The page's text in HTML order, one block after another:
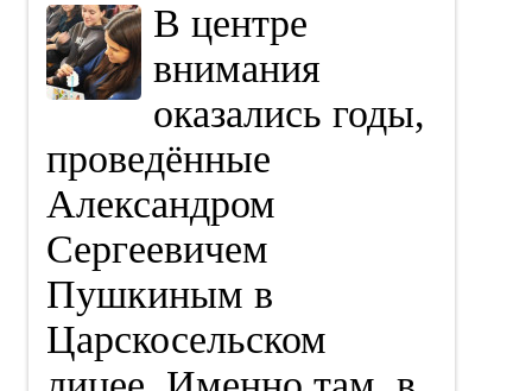
В центре
внимания
оказались годы,
проведённые
Александром
Сергеевичем
Пушкиным в
Царскосельском